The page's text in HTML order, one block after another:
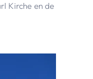
Kirche en de